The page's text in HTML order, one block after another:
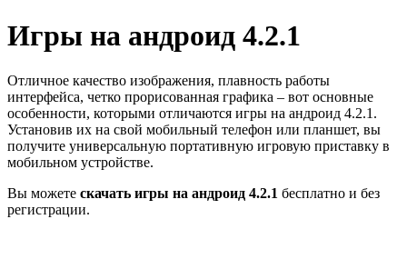
Игры на андроид 4.2.1
Отличное качество изображения, плавность работы
интерфейса, четко прорисованная графика – вот основные
особенности, которыми отличаются игры на андроид 4.2.1.
Установив их на свой мобильный телефон или планшет, вы
получите универсальную портативную игровую приставку в
мобильном устройстве.
Вы можете скачать игры на андроид 4.2.1 бесплатно и без
регистрации.